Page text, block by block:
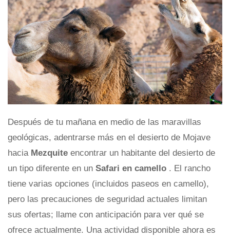
Después de tu mañana en medio de las maravillas
geológicas, adentrarse más en el desierto de Mojave
hacia Mezquite encontrar un habitante del desierto de
un tipo diferente en un Safari en camello . El rancho
tiene varias opciones (incluidos paseos en camello),
pero las precauciones de seguridad actuales limitan
sus ofertas; llame con anticipación para ver qué se
ofrece actualmente. Una actividad disponible ahora es